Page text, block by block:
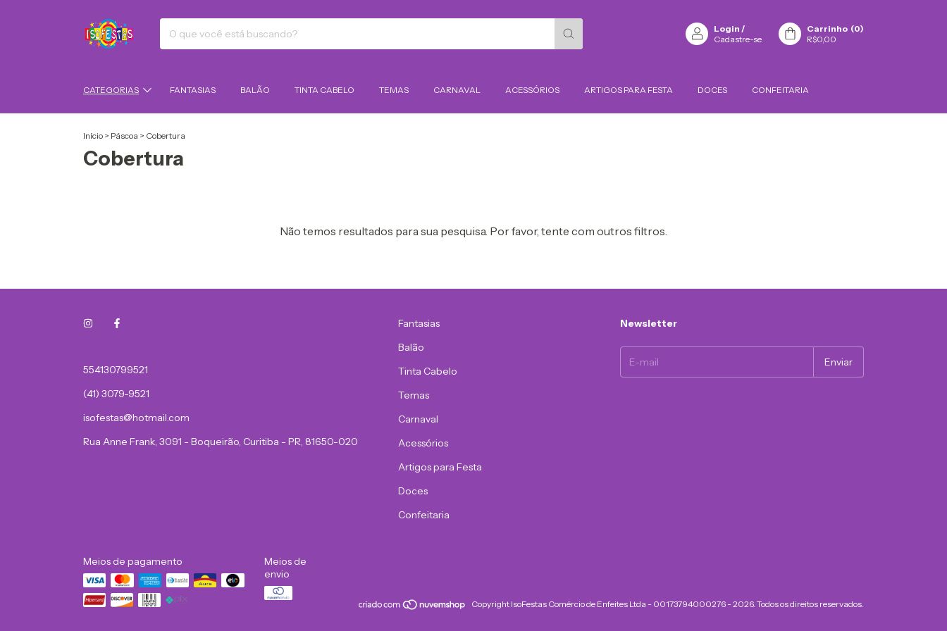
Login /
Cadastre-se
Carrinho (0)
R$0,00
CATEGORIAS FANTASIAS BALÃO TINTA CABELO TEMAS CARNAVAL ACESSÓRIOS ARTIGOS PARA FESTA DOCES CONFEITARIA
Início > Páscoa > Cobertura
Cobertura
Não temos resultados para sua pesquisa. Por favor, tente com outros filtros.
554130799521
(41) 3079-9521
isofestas@hotmail.com
Rua Anne Frank, 3091 - Boqueirão, Curitiba - PR, 81650-020
Fantasias
Balão
Tinta Cabelo
Temas
Carnaval
Acessórios
Artigos para Festa
Doces
Confeitaria
Newsletter
Meios de pagamento
Meios de
envio
Copyright IsoFestas Comércio de Enfeites Ltda - 00173794000276 - 2026. Todos os direitos reservados.